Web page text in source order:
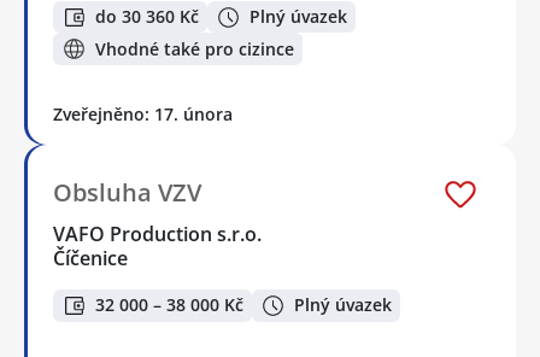
do 30 360 Kč
Plný úvazek
Vhodné také pro cizince
Zveřejněno: 17. února
Obsluha VZV
VAFO Production s.r.o.
Číčenice
32 000 – 38 000 Kč Plný úvazek